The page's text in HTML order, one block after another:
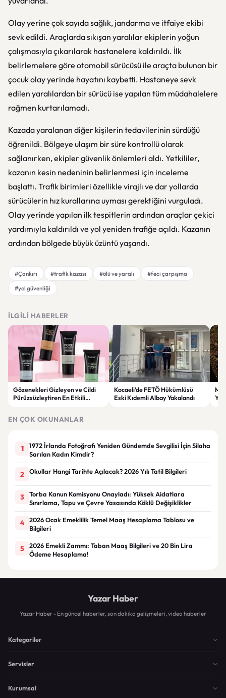
Olay yerine çok sayıda sağlık, jandarma ve itfaiye ekibi
sevk edildi. Araçlarda sıkışan yaralılar ekiplerin yoğun
çalışmasıyla çıkarılarak hastanelere kaldırıldı. İlk
belirlemelere göre otomobil sürücüsü ile araçta bulunan bir
çocuk olay yerinde hayatını kaybetti. Hastaneye sevk
edilen yaralılardan bir sürücü ise yapılan tüm müdahalelere
rağmen kurtarılamadı.
Kazada yaralanan diğer kişilerin tedavilerinin sürdüğü
öğrenildi. Bölgeye ulaşım bir süre kontrollü olarak
sağlanırken, ekipler güvenlik önlemleri aldı. Yetkililer,
kazanın kesin nedeninin belirlenmesi için inceleme
başlattı. Trafik birimleri özellikle virajlı ve dar yollarda
sürücülerin hız kurallarına uyması gerektiğini vurguladı.
Olay yerinde yapılan ilk tespitlerin ardından araçlar çekici
yardımıyla kaldırıldı ve yol yeniden trafiğe açıldı. Kazanın
ardından bölgede büyük üzüntü yaşandı.
#Çankırı #trafik kazası #ölü ve yaralı
#feci çarpışma
#yol güvenliği
İLGILI HABERLER
Gözenekleri Gizleyen ve Cildi
Pürüzsüzleştiren En Etkili
Kocaeli’de FETÖ Hükümlüsü
Eski Kıdemli Albay Yakalandı
EN ÇOK OKUNANLAR
1
1972 İrlanda Fotoğrafı Yeniden Gündemde Sevgilisi İçin Silaha
Sarılan Kadın Kimdir?
2 Okullar Hangi Tarihte Açılacak? 2026 Yılı Tatil Bilgileri
3
Torba Kanun Komisyonu Onayladı: Yüksek Aidatlara
Sınırlama, Tapu ve Çevre Yasasında Köklü Değişiklikler
4
2026 Ocak Emeklilik Temel Maaş Hesaplama Tablosu ve
Bilgileri
5
2026 Emekli Zammı: Taban Maaş Bilgileri ve 20 Bin Lira
Ödeme Hesaplama!
Yazar Haber
Yazar Haber - En güncel haberler, son dakika gelişmeleri, video haberler
Kategoriler
Servisler
Kurumsal